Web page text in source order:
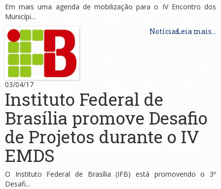
Em mais uma agenda de mobilização para o IV Encontro dos
Municípi...
NotíciasLeia mais...
03/04/17
Instituto Federal de
Brasília promove Desafio
de Projetos durante o IV
EMDS
O Instituto Federal de Brasília (IFB) está promovendo o 3º
Desafi...